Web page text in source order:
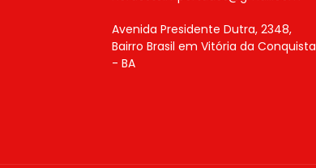
Avenida Presidente Dutra, 2348,
Bairro Brasil em Vitória da Conquista
- BA